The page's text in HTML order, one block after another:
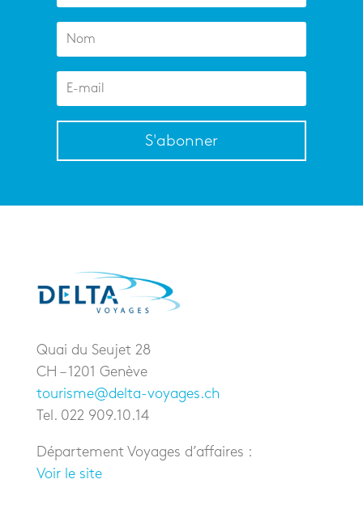
S'abonner
Quai du Seujet 28
CH – 1201 Genève
tourisme@delta-voyages.ch
Tel. 022 909.10.14
Département Voyages d’affaires :
Voir le site